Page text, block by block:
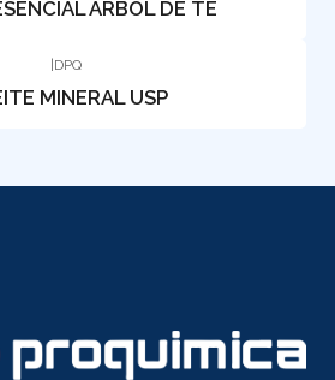
ARBOL DE TE
|DPQ
MINERAL USP